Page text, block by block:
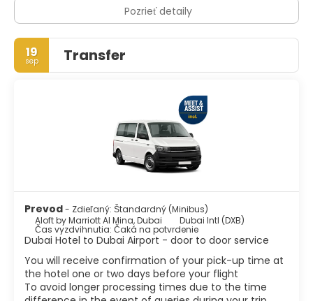
Pozrieť detaily
19
sep Transfer
Prevod- Zdieľaný: Štandardný (Minibus)
Aloft by Marriott Al Mina, Dubai
Dubai Intl (DXB)
Čas vyzdvihnutia: Čaká na potvrdenie
Dubai Hotel to Dubai Airport - door to door service
You will receive confirmation of your pick-up time at
the hotel one or two days before your flight
To avoid longer processing times due to the time